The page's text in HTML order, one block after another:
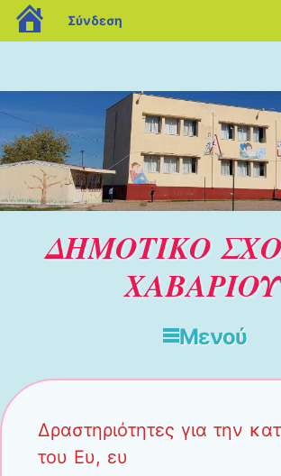
ΔΗΜΟΤΙΚΟ
ΧΑΒΑΡΙΟΥ
Μενού
Δραστηριότητες για την
του Ευ, ευ
blogs.sch.gr
Σύνδεση